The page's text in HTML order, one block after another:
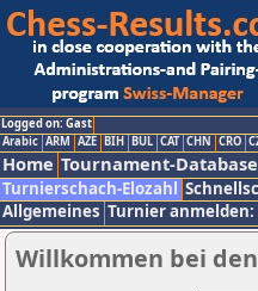
Logged on: Gast
Arabic ARM AZE BIH BUL CAT CHN CRO
Home Tournament-Database
Turnierschach-Elozahl
Allgemeines Turnier anmelden:
Willkommen bei